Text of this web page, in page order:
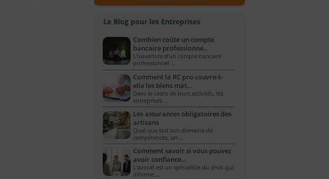
Le Blog pour les Entreprises
Combien coûte un compte
bancaire professionne…
L’ouverture d’un compte bancaire
professionnel …
Comment la RC pro couvre-t-
elle les biens mat…
Dans le cadre de leurs activités, les
entreprises …
Les assurances obligatoires des
artisans
Quel que soit son domaine de
compétences, un …
Comment savoir si vous pouvez
avoir confiance…
L'avocat est un spécialiste du droit qui
informe …